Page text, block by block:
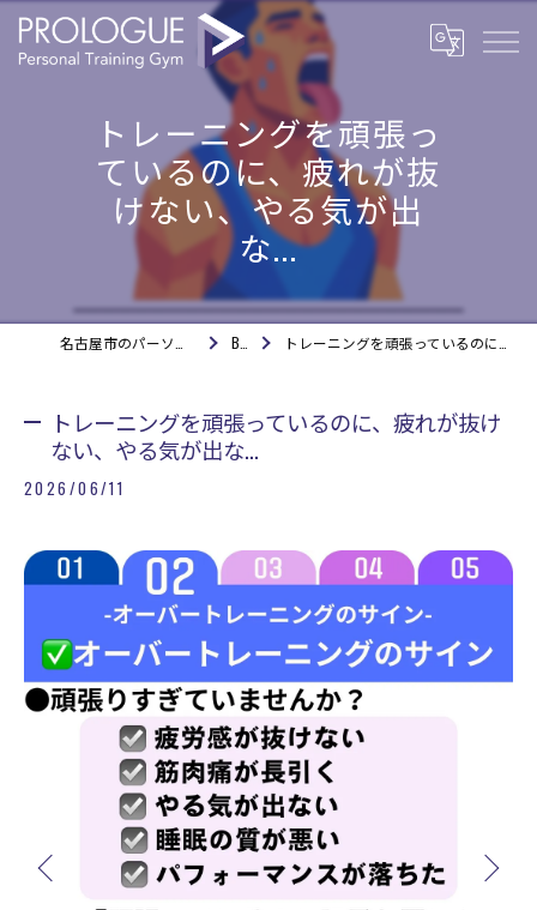
トレーニングを頑張っ
ているのに、疲れが抜
けない、やる気が出
な...
BLOG トレーニングを頑張っているのに、疲れが抜けない、やる気が出な...
トレーニングを頑張っているのに、疲れが抜け
ない、やる気が出な...
2026/06/11